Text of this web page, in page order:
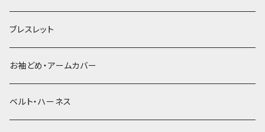
ブレスレット
お袖どめ・アームカバー
ベルト・ハーネス